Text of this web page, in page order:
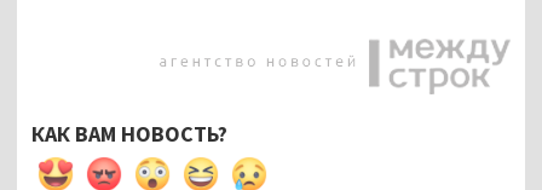
КАК ВАМ НОВОСТЬ?